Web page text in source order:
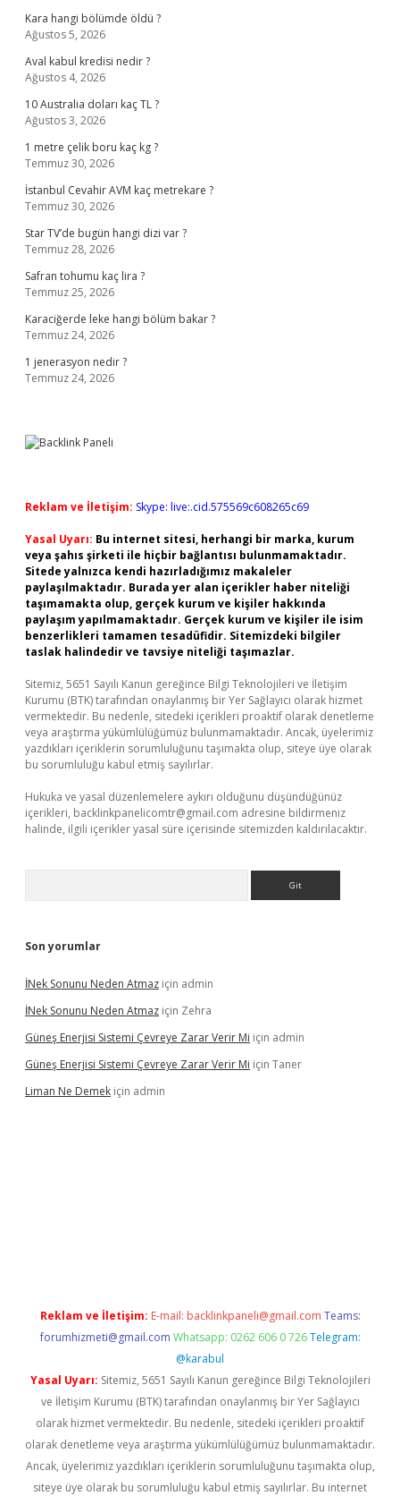
Kara hangi bölümde öldü ?
Ağustos 5, 2026
Aval kabul kredisi nedir ?
Ağustos 4, 2026
10 Australia doları kaç TL ?
Ağustos 3, 2026
1 metre çelik boru kaç kg ?
Temmuz 30, 2026
İstanbul Cevahir AVM kaç metrekare ?
Temmuz 30, 2026
Star TV’de bugün hangi dizi var ?
Temmuz 28, 2026
Safran tohumu kaç lira ?
Temmuz 25, 2026
Karaciğerde leke hangi bölüm bakar ?
Temmuz 24, 2026
1 jenerasyon nedir ?
Temmuz 24, 2026
Reklam ve İletişim: Skype: live:.cid.575569c608265c69
Yasal Uyarı: Bu internet sitesi, herhangi bir marka, kurum
veya şahıs şirketi ile hiçbir bağlantısı bulunmamaktadır.
Sitede yalnızca kendi hazırladığımız makaleler
paylaşılmaktadır. Burada yer alan içerikler haber niteliği
taşımamakta olup, gerçek kurum ve kişiler hakkında
paylaşım yapılmamaktadır. Gerçek kurum ve kişiler ile isim
benzerlikleri tamamen tesadüfidir. Sitemizdeki bilgiler
taslak halindedir ve tavsiye niteliği taşımazlar.
Sitemiz, 5651 Sayılı Kanun gereğince Bilgi Teknolojileri ve İletişim
Kurumu (BTK) tarafından onaylanmış bir Yer Sağlayıcı olarak hizmet
vermektedir. Bu nedenle, sitedeki içerikleri proaktif olarak denetleme
veya araştırma yükümlülüğümüz bulunmamaktadır. Ancak, üyelerimiz
yazdıkları içeriklerin sorumluluğunu taşımakta olup, siteye üye olarak
bu sorumluluğu kabul etmiş sayılırlar.
Hukuka ve yasal düzenlemelere aykırı olduğunu düşündüğünüz
içerikleri, backlinkpanelicomtr@gmail.com adresine bildirmeniz
halinde, ilgili içerikler yasal süre içerisinde sitemizden kaldırılacaktır.
Son yorumlar
İNek Sonunu Neden Atmaz için admin
İNek Sonunu Neden Atmaz için Zehra
Güneş Enerjisi Sistemi Çevreye Zarar Verir Mi için admin
Güneş Enerjisi Sistemi Çevreye Zarar Verir Mi için Taner
Liman Ne Demek için admin
Reklam ve İletişim: E-mail: backlinkpaneli@gmail.com Teams:
forumhizmeti@gmail.com Whatsapp: 0262 606 0 726 Telegram:
@karabul
Yasal Uyarı: Sitemiz, 5651 Sayılı Kanun gereğince Bilgi Teknolojileri
ve İletişim Kurumu (BTK) tarafından onaylanmış bir Yer Sağlayıcı
olarak hizmet vermektedir. Bu nedenle, sitedeki içerikleri proaktif
olarak denetleme veya araştırma yükümlülüğümüz bulunmamaktadır.
Ancak, üyelerimiz yazdıkları içeriklerin sorumluluğunu taşımakta olup,
siteye üye olarak bu sorumluluğu kabul etmiş sayılırlar. Bu internet